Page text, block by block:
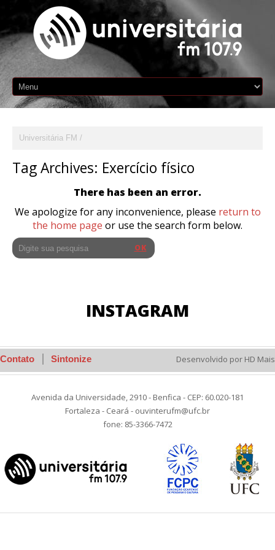
Universitária FM
Tag Archives: Exercício físico
There has been an error.
We apologize for any inconvenience, please return to
the home page or use the search form below.
INSTAGRAM
Contato Sintonize Desenvolvido por HD Mais
Avenida da Universidade, 2910 - Benfica - CEP: 60.020-181
Fortaleza - Ceará - ouvinterufm@ufc.br
fone: 85-3366-7472